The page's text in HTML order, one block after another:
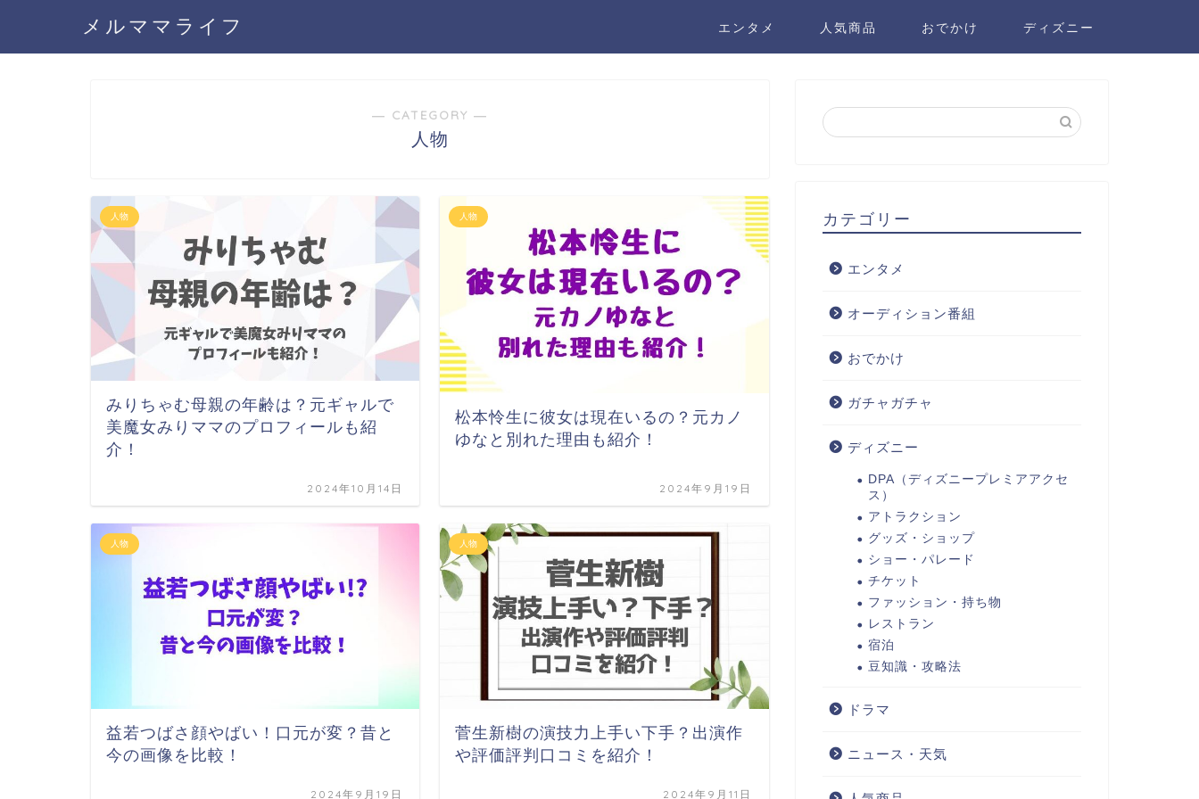
メルママライフ エンタメ 人気商品 おでかけ ディズニー
― CATEGORY ―
人物
人物
みりちゃむ母親の年齢は？元ギャルで
美魔女みりママのプロフィールも紹
介！
2024年10月14日
人物
松本怜生に彼女は現在いるの？元カノ
ゆなと別れた理由も紹介！
2024年9月19日
人物
益若つばさ顔やばい！口元が変？昔と
今の画像を比較！
2024年9月19日
人物
菅生新樹の演技力上手い下手？出演作
や評価評判口コミを紹介！
2024年9月11日
カテゴリー
エンタメ
オーディション番組
おでかけ
ガチャガチャ
ディズニー
DPA（ディズニープレミアアクセ
ス）
アトラクション
グッズ・ショップ
ショー・パレード
チケット
ファッション・持ち物
レストラン
宿泊
豆知識・攻略法
ドラマ
ニュース・天気